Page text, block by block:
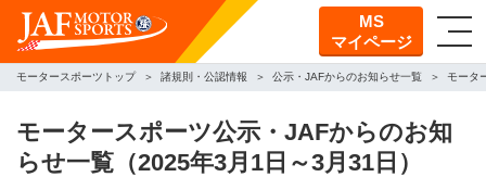
MS
マイページ
モータースポーツトップ 諸規則・公認情報 公示・JAFからのお知らせ一覧 モータ
モータースポーツ公示・JAFからのお知
らせ一覧（2025年3月1日～3月31日）